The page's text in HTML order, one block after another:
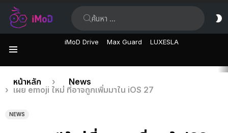
iMoD Drive Max Guard LUXESLA
เรื่อง
ล่าสุด
คุณอยู่ที่นี่:
หน้าหลัก
News
เผย emoji ใหม่ ที่อาจถูกเพิ่มมาใน iOS 27
NEWS